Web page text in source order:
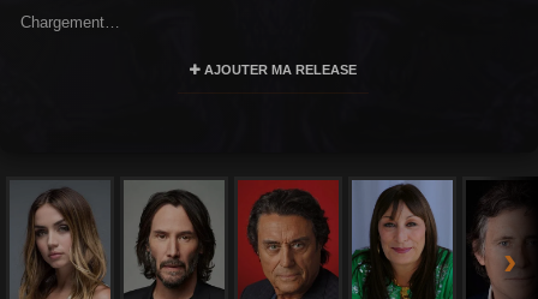
Chargement…
AJOUTER MA RELEASE
›